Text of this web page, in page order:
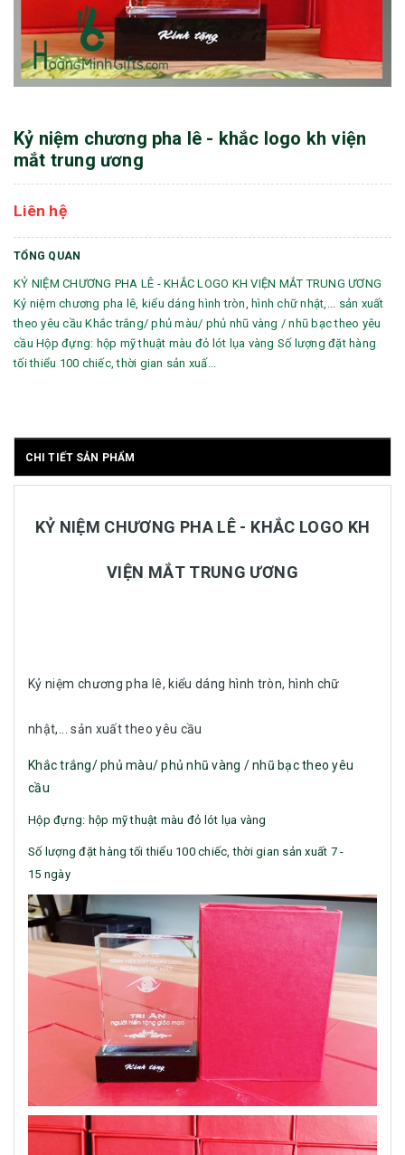
Kỷ niệm chương pha lê - khắc logo kh viện
mắt trung ương
Liên hệ
TỔNG QUAN
KỶ NIỆM CHƯƠNG PHA LÊ - KHẮC LOGO KH VIỆN MẮT TRUNG ƯƠNG
Kỷ niệm chương pha lê, kiểu dáng hình tròn, hình chữ nhật,... sản xuất
theo yêu cầu Khắc trắng/ phủ màu/ phủ nhũ vàng / nhũ bạc theo yêu
cầu Hộp đựng: hộp mỹ thuật màu đỏ lót lụa vàng Số lượng đặt hàng
tối thiểu 100 chiếc, thời gian sản xuấ...
CHI TIẾT SẢN PHẨM
KỶ NIỆM CHƯƠNG PHA LÊ - KHẮC LOGO KH
VIỆN MẮT TRUNG ƯƠNG
Kỷ niệm chương pha lê, kiểu dáng hình tròn, hình chữ
nhật,... sản xuất theo yêu cầu
Khắc trắng/ phủ màu/ phủ nhũ vàng / nhũ bạc theo yêu
cầu
Hộp đựng: hộp mỹ thuật màu đỏ lót lụa vàng
Số lượng đặt hàng tối thiểu 100 chiếc, thời gian sản xuất 7 -
15 ngày